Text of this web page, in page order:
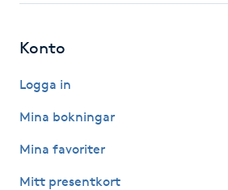
Konto
Logga in
Mina bokningar
Mina favoriter
Mitt presentkort